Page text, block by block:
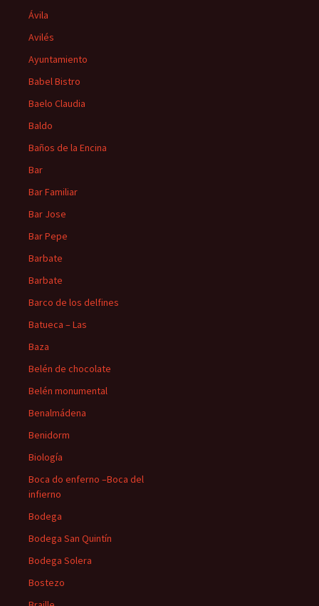
Ávila
Avilés
Ayuntamiento
Babel Bistro
Baelo Claudia
Baldo
Baños de la Encina
Bar
Bar Familiar
Bar Jose
Bar Pepe
Barbate
Barbate
Barco de los delfines
Batueca – Las
Baza
Belén de chocolate
Belén monumental
Benalmádena
Benidorm
Biología
Boca do enferno –Boca del
infierno
Bodega
Bodega San Quintín
Bodega Solera
Bostezo